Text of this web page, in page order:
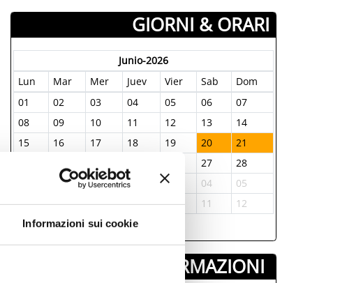
Informazioni sui cookie
GIORNI & ORARI
Junio-2026
Lun
Mar Mer Juev Vier Sab
Dom
01
02 03 04 05 06
07
08
09 10 11 12 13
14
15
16 17 18 19 20
21
27
28
30 01 02 03 04
05
06
07 08 09 10 11 12
INFORMAZIONI ­